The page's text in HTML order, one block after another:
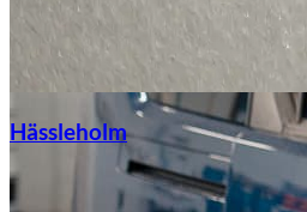
Hässleholm